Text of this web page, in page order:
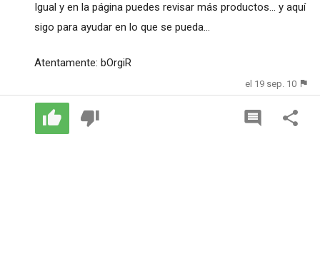
Igual y en la página puedes revisar más productos... y aquí
sigo para ayudar en lo que se pueda...
Atentamente: bOrgiR
el 19 sep. 10